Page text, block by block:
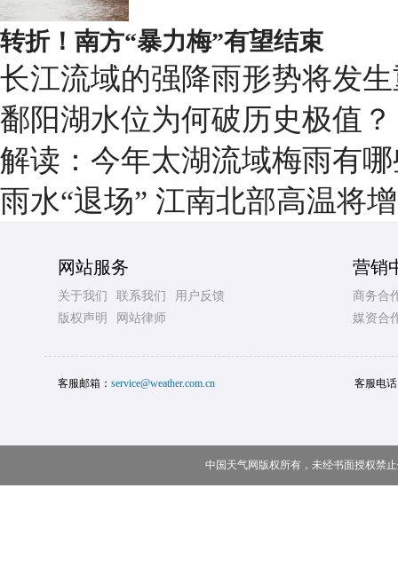
转折！南方“暴力梅”有望结束
长江流域的强降雨形势将发
鄱阳湖水位为何破历史极值？
解读：今年太湖流域梅雨有
雨水“退场” 江南北部高温将
网站服务
关于我们 联系我们
用户反馈
版权声明
网站律师
营销
商务合
媒资合
客服邮箱： service@weather.com.cn 客服电
中国天气网版权所有，未经书面授权